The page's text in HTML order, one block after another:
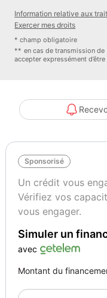
Information relative aux
Exercer mes droits
* champ obligatoire
** en cas de transmission
accepter expressément d’être
Sponsorisé
Un crédit vous
Vérifiez vos
vous engager.
Simuler un
avec
Montant du